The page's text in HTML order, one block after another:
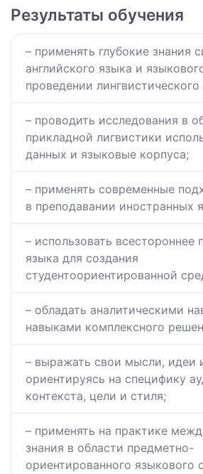
Результаты обучения
– применять глубокие знания
английского языка и
проведении лингвистического
– проводить исследования в
прикладной лигвистики
данных и языковые корпуса;
– применять современные
в преподавании иностранных
– использовать всестороннее
языка для создания
студентоориентированной
– обладать аналитическими
навыками комплексного
– выражать свои мысли, идеи
ориентируясь на специфику
контекста, цели и стиля;
– применять на практике
знания в области предметно-
ориентированного языкового